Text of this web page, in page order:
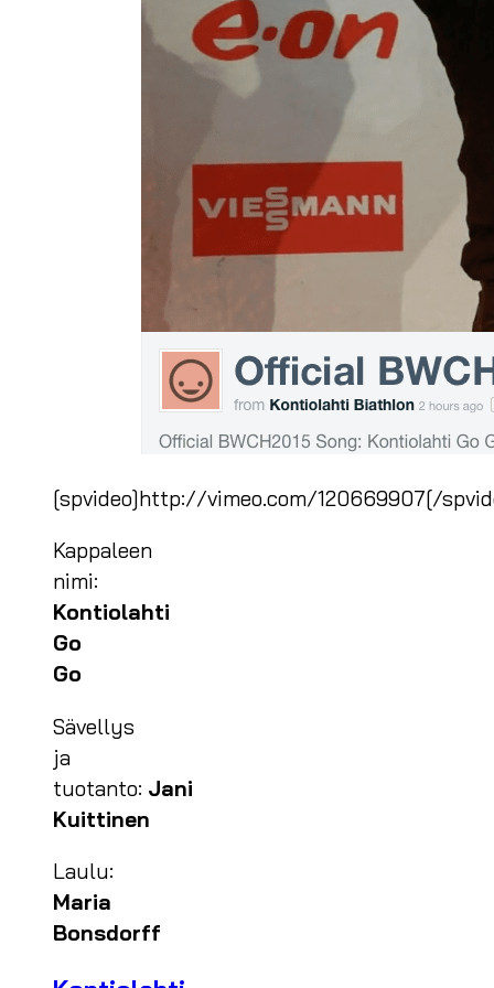
[spvideo]http://vimeo.com/120669907[/
Kappaleen
nimi:
Kontiolahti
Go
Go
Sävellys
ja
tuotanto: Jani
Kuittinen
Laulu:
Maria
Bonsdorff